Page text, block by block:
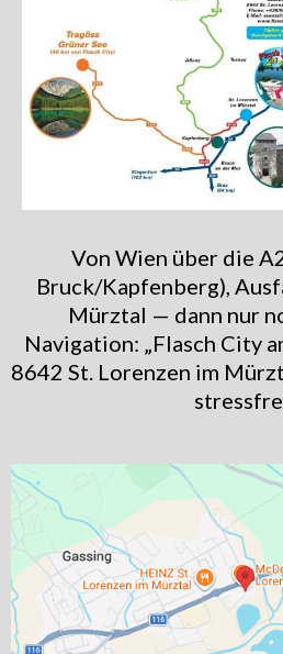
Von Wien über die
Bruck/Kapfenberg),
Mürztal — dann nur
Navigation: „Flasch City
8642 St. Lorenzen im